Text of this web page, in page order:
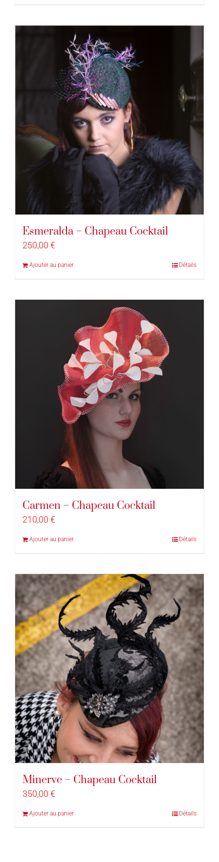
Esmeralda – Chapeau Cocktail
250,00 €
Ajouter au panier Détails
Carmen – Chapeau Cocktail
210,00 €
Ajouter au panier Détails
Minerve – Chapeau Cocktail
350,00 €
Ajouter au panier Détails